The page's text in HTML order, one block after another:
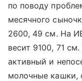
по поводу
месячного
2600, 49 см. На
весит 9100, 71
активный и
молочные кашки,